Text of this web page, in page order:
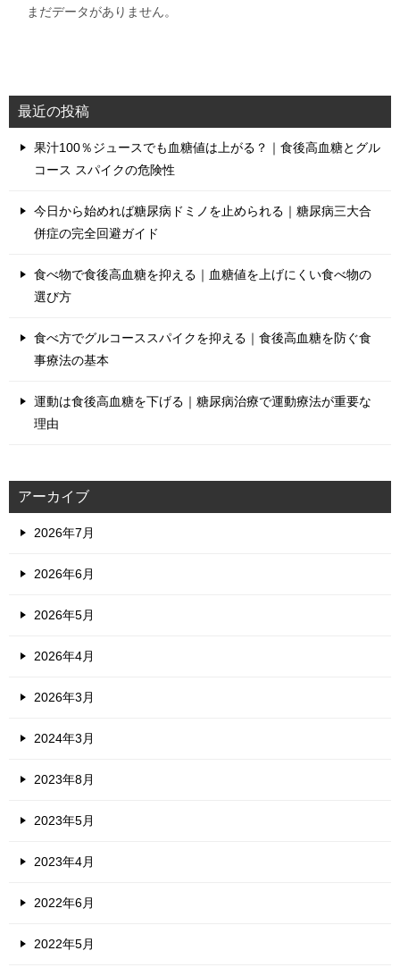
まだデータがありません。
最近の投稿
果汁100％ジュースでも血糖値は上がる？｜食後高血糖とグル
コース スパイクの危険性
今日から始めれば糖尿病ドミノを止められる｜糖尿病三大合
併症の完全回避ガイド
食べ物で食後高血糖を抑える｜血糖値を上げにくい食べ物の
選び方
食べ方でグルコーススパイクを抑える｜食後高血糖を防ぐ食
事療法の基本
運動は食後高血糖を下げる｜糖尿病治療で運動療法が重要な
理由
アーカイブ
2026年7月
2026年6月
2026年5月
2026年4月
2026年3月
2024年3月
2023年8月
2023年5月
2023年4月
2022年6月
2022年5月